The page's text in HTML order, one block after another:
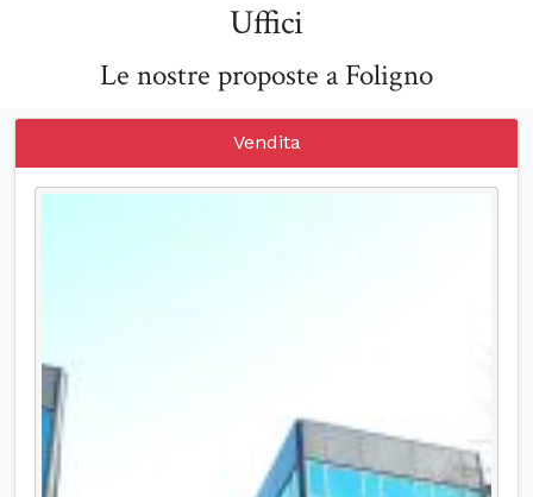
Uffici
Le nostre proposte a Foligno
Vendita